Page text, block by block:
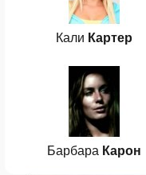
Кали Картер
Барбара Карон